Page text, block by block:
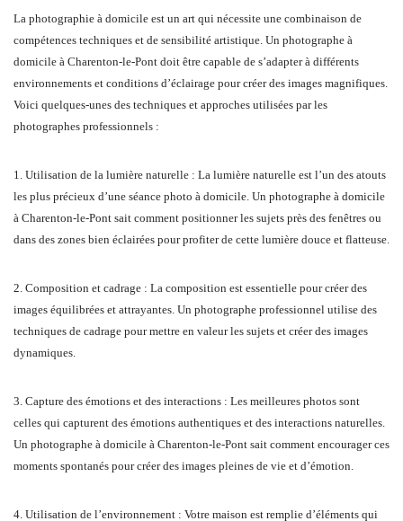
La photographie à domicile est un art qui nécessite une combinaison de
compétences techniques et de sensibilité artistique. Un photographe à
domicile à Charenton-le-Pont doit être capable de s’adapter à différents
environnements et conditions d’éclairage pour créer des images magnifiques.
Voici quelques-unes des techniques et approches utilisées par les
photographes professionnels :
1. Utilisation de la lumière naturelle : La lumière naturelle est l’un des atouts
les plus précieux d’une séance photo à domicile. Un photographe à domicile
à Charenton-le-Pont sait comment positionner les sujets près des fenêtres ou
dans des zones bien éclairées pour profiter de cette lumière douce et flatteuse.
2. Composition et cadrage : La composition est essentielle pour créer des
images équilibrées et attrayantes. Un photographe professionnel utilise des
techniques de cadrage pour mettre en valeur les sujets et créer des images
dynamiques.
3. Capture des émotions et des interactions : Les meilleures photos sont
celles qui capturent des émotions authentiques et des interactions naturelles.
Un photographe à domicile à Charenton-le-Pont sait comment encourager ces
moments spontanés pour créer des images pleines de vie et d’émotion.
4. Utilisation de l’environnement : Votre maison est remplie d’éléments qui